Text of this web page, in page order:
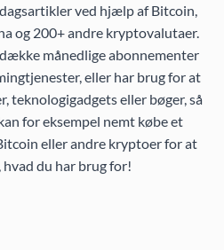
ved hjælp af Bitcoin,
og 200+ andre kryptovalutaer.
månedlige abonnementer
eller har brug for at
teknologigadgets eller bøger, så
for eksempel nemt købe et
eller andre kryptoer for at
du har brug for!